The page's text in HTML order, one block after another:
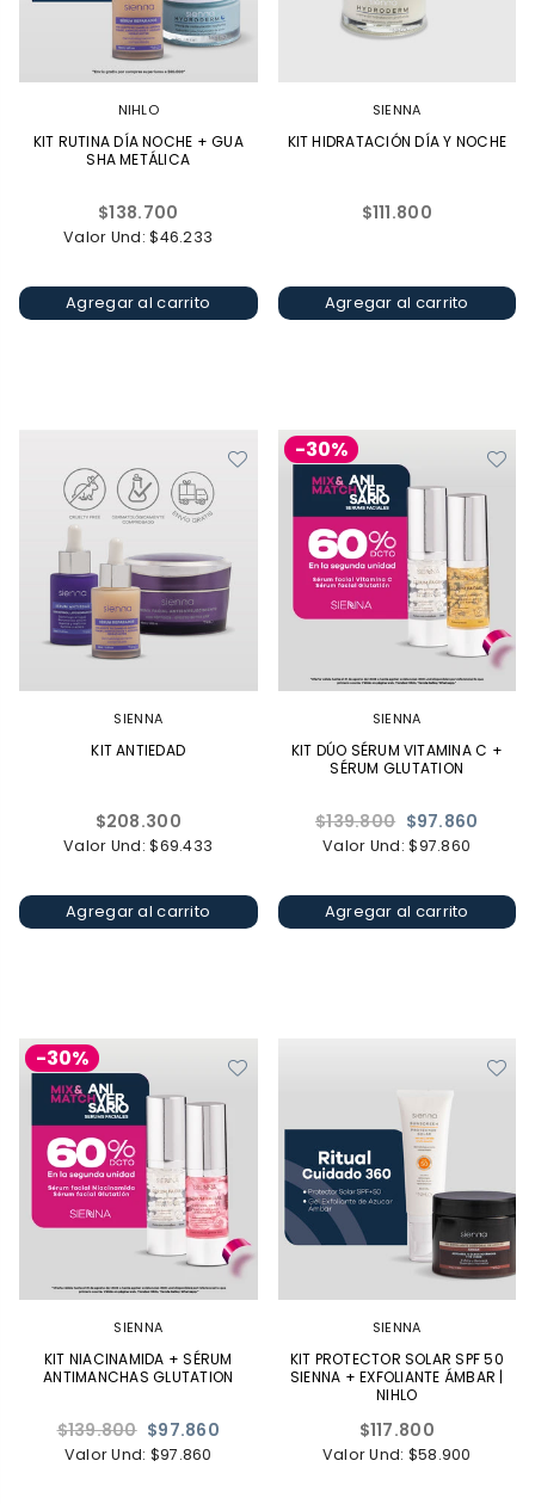
NIHLO
KIT RUTINA DÍA NOCHE + GUA
SHA METÁLICA
Precio
habitual
$138.700
Valor Und: $46.233
Agregar al carrito
SIENNA
KIT HIDRATACIÓN DÍA Y NOCHE
Precio
$111.800
Agregar al carrito
SIENNA
KIT ANTIEDAD
Precio
habitual
$208.300
Valor Und: $69.433
Agregar al carrito
-30%
SIENNA
KIT DÚO SÉRUM VITAMINA C +
SÉRUM GLUTATION
Precio
habitual
$139.800 $97.860
Valor Und: $97.860
Agregar al carrito
-30%
SIENNA
KIT NIACINAMIDA + SÉRUM
ANTIMANCHAS GLUTATION
Precio
habitual
$139.800 $97.860
Valor Und: $97.860
SIENNA
KIT PROTECTOR SOLAR SPF 50
SIENNA + EXFOLIANTE ÁMBAR |
NIHLO
Precio
habitual
$117.800
Valor Und: $58.900